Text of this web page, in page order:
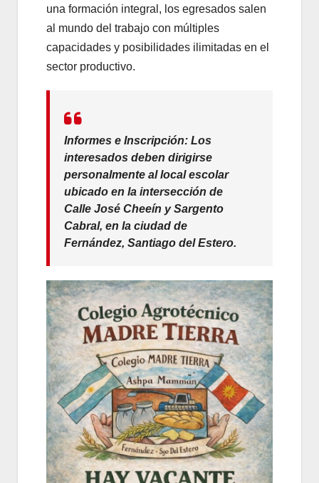
una formación integral, los egresados salen
al mundo del trabajo con múltiples
capacidades y posibilidades ilimitadas en el
sector productivo.
Informes e Inscripción: Los
interesados deben dirigirse
personalmente al local escolar
ubicado en la intersección de
Calle José Cheeín y Sargento
Cabral, en la ciudad de
Fernández, Santiago del Estero.